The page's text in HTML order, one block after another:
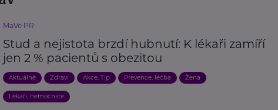
MaVe PR
Stud a nejistota brzdí hubnutí: K lékaři zamíří
jen 2 % pacientů s obezitou
Aktuálně Zdraví Akce, Tip Prevence, léčba Žena
Lékaři, nemocnice